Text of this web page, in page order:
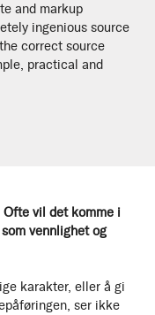
vil det komme i
vennlighet og
karakter, eller å gi
ser ikke
and markup
ingenious source
correct source
practical and